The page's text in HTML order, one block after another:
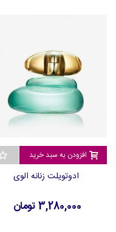
افزودن به سبد خرید
ادوتویلت زنانه الوی
3,280,000 تومان